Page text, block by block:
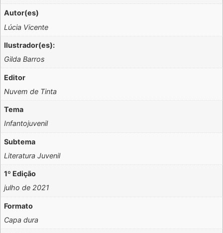
Autor(es)
Lúcia Vicente
Ilustrador(es):
Gilda Barros
Editor
Nuvem de Tinta
Tema
Infantojuvenil
Subtema
Literatura Juvenil
1º Edição
julho de 2021
Formato
Capa dura